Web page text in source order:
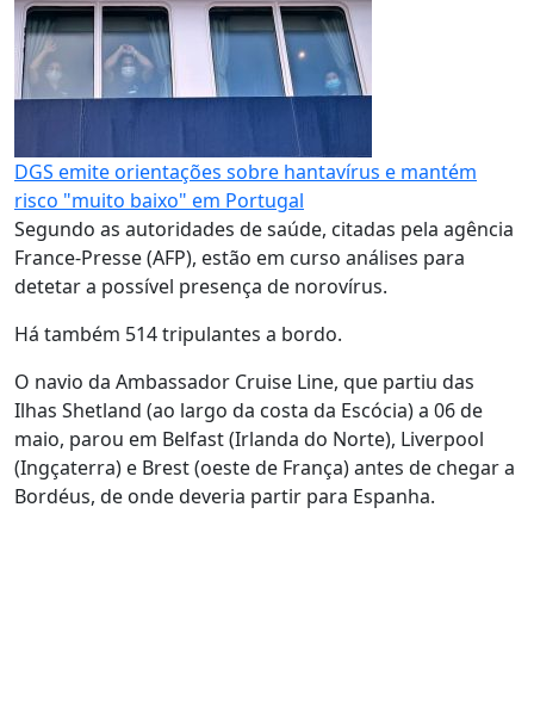
DGS emite orientações sobre hantavírus e mantém
risco "muito baixo" em Portugal
Segundo as autoridades de saúde, citadas pela agência
France-Presse (AFP), estão em curso análises para
detetar a possível presença de norovírus.
Há também 514 tripulantes a bordo.
O navio da Ambassador Cruise Line, que partiu das
Ilhas Shetland (ao largo da costa da Escócia) a 06 de
maio, parou em Belfast (Irlanda do Norte), Liverpool
(Ingçaterra) e Brest (oeste de França) antes de chegar a
Bordéus, de onde deveria partir para Espanha.